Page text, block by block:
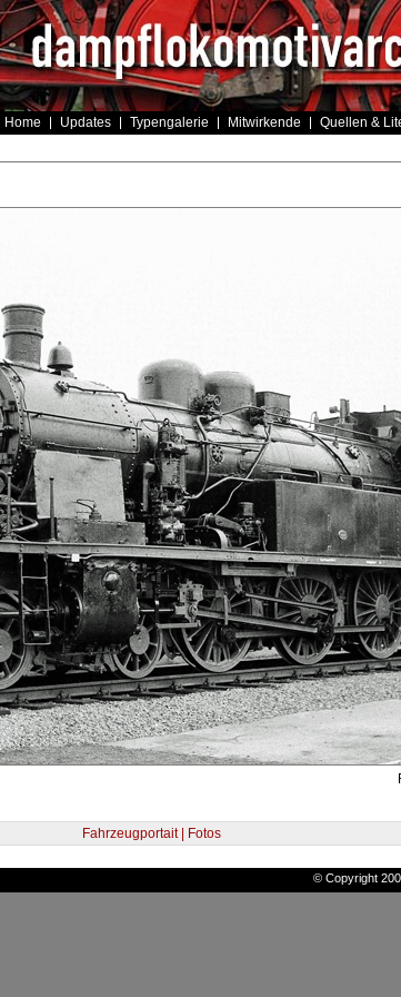
Home Updates Typengalerie Mitwirkende Quellen &
Fahrzeugportait | Fotos
© Copyright